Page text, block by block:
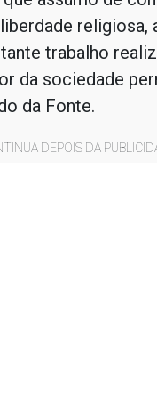
religiosa,
trabalho
da sociedade
da Fonte.
DEPOIS DA